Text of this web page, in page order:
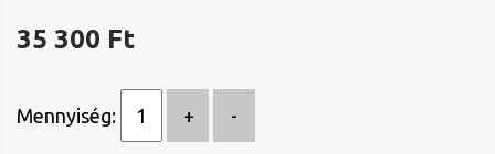
35 300 Ft
Mennyiség: